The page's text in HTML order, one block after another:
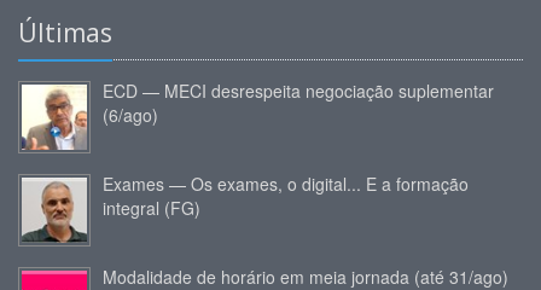
Últimas
ECD — MECI desrespeita negociação suplementar
(6/ago)
Exames — Os exames, o digital... E a formação
integral (FG)
Modalidade de horário em meia jornada (até 31/ago)